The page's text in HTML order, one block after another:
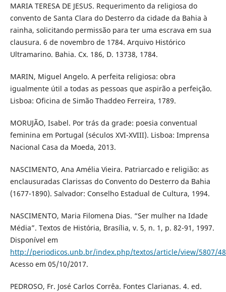
MARIA TERESA DE JESUS. Requerimento da religiosa do
convento de Santa Clara do Desterro da cidade da Bahia à
rainha, solicitando permissão para ter uma escrava em sua
clausura. 6 de novembro de 1784. Arquivo Histórico
Ultramarino. Bahia. Cx. 186, D. 13738, 1784.
MARIN, Miguel Angelo. A perfeita religiosa: obra
igualmente útil a todas as pessoas que aspirão a perfeição.
Lisboa: Oficina de Simão Thaddeo Ferreira, 1789.
MORUJÃO, Isabel. Por trás da grade: poesia conventual
feminina em Portugal (séculos XVI-XVIII). Lisboa: Imprensa
Nacional Casa da Moeda, 2013.
NASCIMENTO, Ana Amélia Vieira. Patriarcado e religião: as
enclausuradas Clarissas do Convento do Desterro da Bahia
(1677-1890). Salvador: Conselho Estadual de Cultura, 1994.
NASCIMENTO, Maria Filomena Dias. “Ser mulher na Idade
Média”. Textos de História, Brasília, v. 5, n. 1, p. 82-91, 1997.
Disponível em
http://periodicos.unb.br/index.php/textos/article/view/5807/
Acesso em 05/10/2017.
PEDROSO, Fr. José Carlos Corrêa. Fontes Clarianas. 4. ed.